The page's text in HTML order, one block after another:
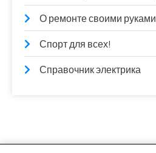
О ремонте своими руками
Спорт для всех!
Справочник электрика